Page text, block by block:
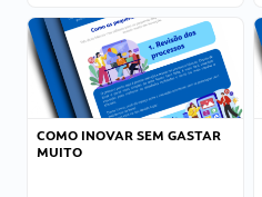
COMO INOVAR SEM GASTAR
MUITO